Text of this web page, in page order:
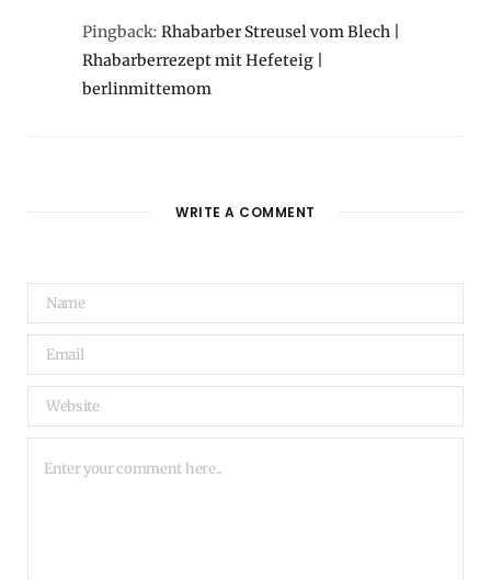
Pingback: Rhabarber Streusel vom Blech |
Rhabarberrezept mit Hefeteig |
berlinmittemom
WRITE A COMMENT